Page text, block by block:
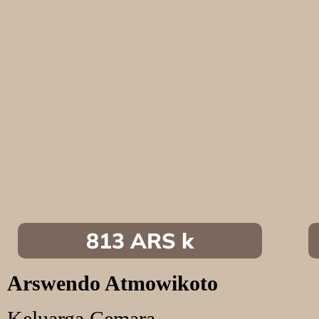
813 ARS k
Arswendo Atmowikoto